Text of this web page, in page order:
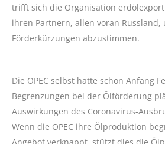
trifft sich die Organisation
ihren Partnern, allen voran Russland,
Förderkürzungen abzustimmen.
Die OPEC selbst hatte schon Anfang
Begrenzungen bei der Ölförderung
Auswirkungen des Coronavirus-
Wenn die OPEC ihre Ölproduktion